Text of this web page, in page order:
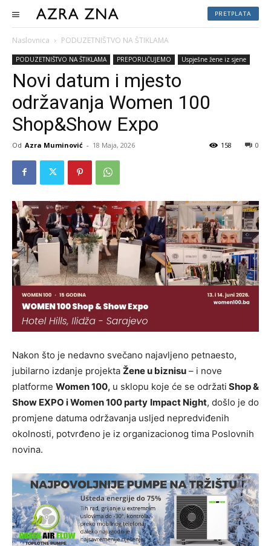
PRETPLATA
Naslovnica PODUZETNIŠTVO NA ŠTIKLAMA
PODUZETNIŠTVO NA ŠTIKLAMA PREPORUČUJEMO Uspješne žene iz sjene
Novi datum i mjesto
održavanja Women 100
Shop&Show Expo
Od Azra Muminović - 18 Maja, 2026 0
158
Nakon što je nedavno svečano najavljeno petnaesto,
jubilarno izdanje projekta Žene u biznisu – i nove
platforme Women 100, u sklopu koje će se održati Shop &
Show EXPO i Women 100 party Impact Night, došlo je do
promjene datuma održavanja usljed nepredviđenih
okolnosti, potvrđeno je iz organizacionog tima Poslovnih
novina.